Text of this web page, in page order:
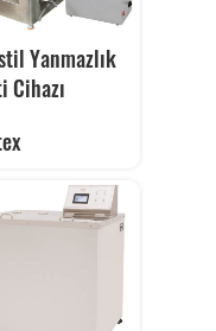
Yanmazlık
Cihazı